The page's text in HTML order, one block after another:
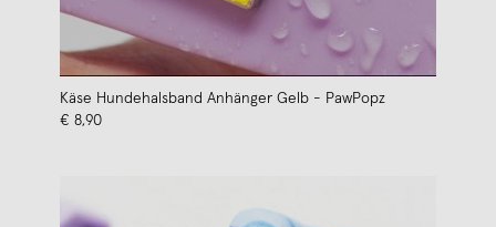
Käse Hundehalsband Anhänger Gelb - PawPopz
€ 8,90